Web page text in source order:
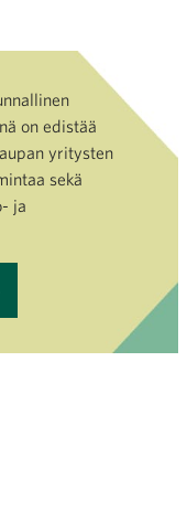
on edistää
yritysten
sekä
ja